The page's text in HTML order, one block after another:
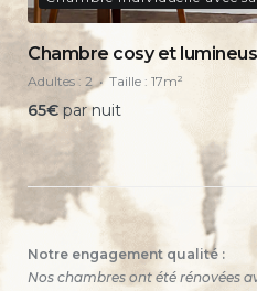
Chambre cosy et
Adultes : 2 Taille : 17m²
65€ par nuit
Notre engagement qualité :
Nos chambres ont été rénovées